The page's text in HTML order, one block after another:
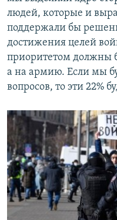
людей, которые и
поддержали бы
достижения целей
приоритетом должны
а на армию. Если мы
вопросов, то эти 22%